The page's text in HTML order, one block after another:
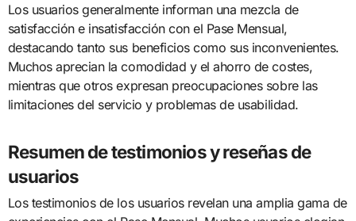
Los usuarios generalmente informan una mezcla de
satisfacción e insatisfacción con el Pase Mensual,
destacando tanto sus beneficios como sus inconvenientes.
Muchos aprecian la comodidad y el ahorro de costes,
mientras que otros expresan preocupaciones sobre las
limitaciones del servicio y problemas de usabilidad.
Resumen de testimonios y reseñas de
usuarios
Los testimonios de los usuarios revelan una amplia gama de